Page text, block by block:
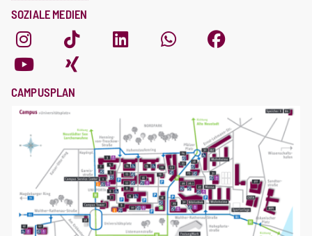
SOZIALE MEDIEN
CAMPUSPLAN